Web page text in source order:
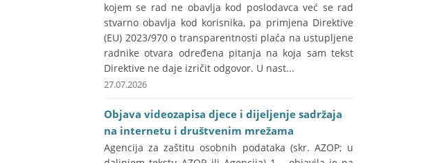
kojem se rad ne obavlja kod poslodavca već se rad
stvarno obavlja kod korisnika, pa primjena Direktive
(EU) 2023/970 o transparentnosti plaća na ustupljene
radnike otvara određena pitanja na koja sam tekst
Direktive ne daje izričit odgovor. U nast...
27.07.2026
Objava videozapisa djece i dijeljenje sadržaja
na internetu i društvenim mrežama
Agencija za zaštitu osobnih podataka (skr. AZOP; u